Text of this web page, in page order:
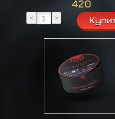
420
< >